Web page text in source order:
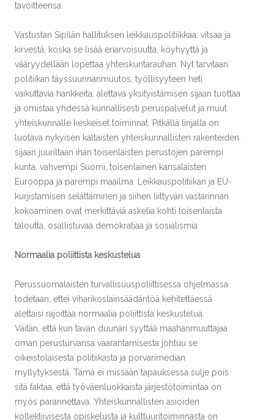
tavoitteensa.
Vastustan Sipilän hallituksen leikkauspolitiikkaa; vitsaa ja
kirvestä, koska se lisää eriarvoisuutta, köyhyyttä ja
vääryydellään lopettaa yhteiskuntarauhan. Nyt tarvitaan
politiikan täyssuunnanmuutos, työllisyyteen heti
vaikuttavia hankkeita, alettava yksityistämisen sijaan tuottaa
ja omistaa yhdessä kunnallisesti peruspalvelut ja muut
yhteiskunnalle keskeiset toiminnat. Pitkällä linjalla on
luotava nykyisen kaltaisten yhteiskunnallisten rakenteiden
sijaan juuriltaan ihan toisenlaisten perustojen parempi
kunta, vahvempi Suomi, toisenlainen kansalaisten
Eurooppa ja parempi maailma. Leikkauspolitiikan ja EU-
kurjistamisen selättäminen ja siihen liittyvän vastarinnan
kokoaminen ovat merkittäviä askelia kohti toisenlaista
taloutta, osallistuvaa demokratiaa ja sosialismia
Normaalia poliittista keskustelua
Perussuomalaisten turvallisuuspoliittisessa ohjelmassa
todetaan, ettei viharikoslainsäädäntöä kehitettäessä
alettaisi rajoittaa normaalia poliittista keskustelua.
Väitän, että kun tavan duunari syyttää maahanmuuttajaa
oman perusturvansa vaarantamisesta johtuu se
oikeistolaisesta politiikasta ja porvarimedian
myllytyksestä. Tämä ei missään tapauksessa sulje pois
sitä faktaa, että työväenluokkaista järjestötoimintaa on
myös parannettava. Yhteiskunnallisten asioiden
kollektiivisesta opiskelusta ja kulttuuritoiminnasta on